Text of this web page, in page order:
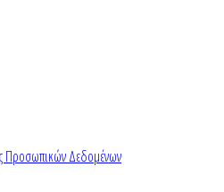
Προσωπικών Δεδομένων